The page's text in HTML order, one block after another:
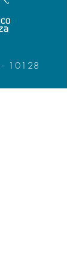
10128